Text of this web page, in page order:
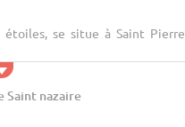
étoiles, se situe à Saint Pierre
Saint nazaire